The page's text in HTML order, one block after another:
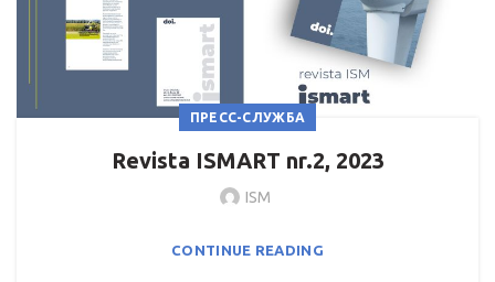
ПРЕСС-СЛУЖБА
Revista ISMART nr.2, 2023
ISM
CONTINUE READING